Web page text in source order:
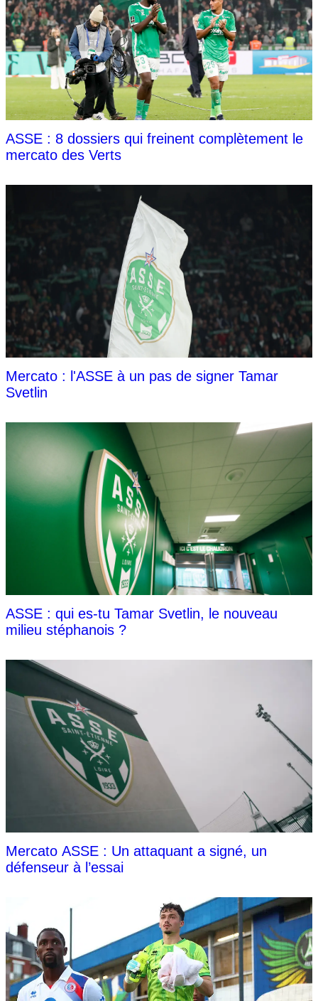
ASSE : 8 dossiers qui freinent complètement le
mercato des Verts
Mercato : l'ASSE à un pas de signer Tamar
Svetlin
ASSE : qui es-tu Tamar Svetlin, le nouveau
milieu stéphanois ?
Mercato ASSE : Un attaquant a signé, un
défenseur à l’essai